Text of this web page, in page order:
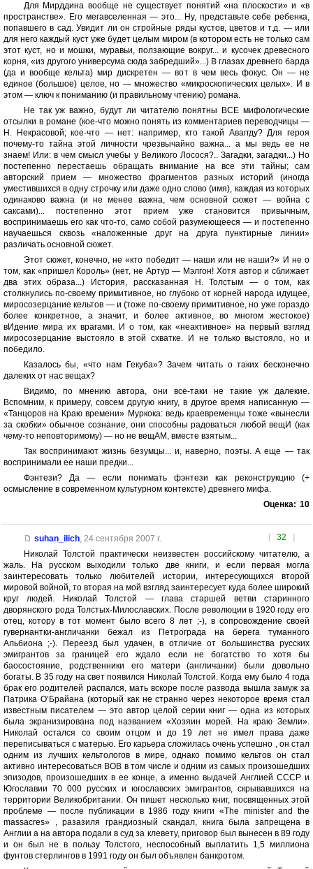
Для Мирддина вообще не существует понятий «на плоскости» и «в
пространстве». Его мегавселенная — это... Ну, представьте себе ребенка,
попавшего в сад. Увидит ли он стройные ряды кустов, цветов и т.д. — или
для него каждый куст уже будет целым миром (в котором есть не только сам
этот куст, но и мошки, муравьи, ползающие вокруг... и кусочек древесного
корня, «из другого универсума сюда забредший»...) В глазах древнего барда
(да и вообще кельта) мир дискретен — вот в чем весь фокус. Он — не
единое (большое) целое, но — множество «микроскопических целых». И в
этом — ключ к пониманию (и правильному чтению) романа.
Не так уж важно, будут ли читателю понятны ВСЕ мифологические
отсылки в романе (кое-что можно понять из комментариев переводчицы —
Н. Некрасовой; кое-что — нет: например, кто такой Аваггду? Для героя
почему-то тайна этой личности чрезвычайно важна... а мы ведь ее не
знаем! Или: в чем смысл учебы у Великого Лосося?.. Загадки, загадки...) Но
постепенно перестаешь обращать внимание на все эти тайны; сам
авторский прием — множество фрагментов разных историй (иногда
уместившихся в одну строчку или даже одно слово (имя), каждая из которых
одинаково важна (и не менее важна, чем основной сюжет — война с
саксами)... постепенно этот прием уже становится привычным,
воспринимаешь его как что-то, само собой разумеющееся — и постепенно
научаешься сквозь «наложенные друг на друга пунктирные линии»
различать основной сюжет.
Этот сюжет, конечно, не «кто победит — наши или не наши?» И не о
том, как «пришел Король» (нет, не Артур — Мэлгон! Хотя автор и сближает
два этих образа...) История, рассказанная Н. Толстым — о том, как
столкнулись по-своему примитивное, но глубоко от корней народа идущее,
миросозерцание кельтов — и (тоже по-своему примитивное, но уже гораздо
более конкретное, а значит, и более активное, во многом жестокое)
вИдение мира их врагами. И о том, как «неактивное» на первый взгляд
миросозерцание выстояло в этой схватке. И не только выстояло, но и
победило.
Казалось бы, «что нам Гекуба»? Зачем читать о таких бесконечно
далеких от нас вещах?
Видимо, по мнению автора, они все-таки не такие уж далекие.
Вспомним, к примеру, совсем другую книгу, в другое время написанную —
«Танцоров на Краю времени» Муркока: ведь краевременцы тоже «вынесли
за скобки» обычное сознание, они способны радоваться любой вещИ (как
чему-то неповторимому) — но не вещАМ, вместе взятым...
Так воспринимают жизнь безумцы... и, наверно, поэты. А еще — так
воспринимали ее наши предки...
Фэнтези? Да — если понимать фэнтези как реконструкцию (+
осмысление в современном культурном контексте) древнего мифа.
Оценка: 10
[ 32 ]
suhan_ilich, 24 сентября 2007 г.
Николай Толстой практически неизвестен российскому читателю, а
жаль. На русском выходили только две книги, и если первая могла
заинтересовать только любителей истории, интересующихся второй
мировой войной, то вторая на мой взгляд заинтересует куда более широкий
круг людей. Николай Толстой — глава старшей ветви старинного
дворянского рода Толстых-Милославских. После революции в 1920 году его
отец, котору в тот момент было всего 8 лет ;-), в сопровождение своей
гувернантки-англичанки бежал из Петрограда на берега туманного
Альбиона ;-). Переезд был удачен, в отличие от большинства русских
эмигрантов за границей его ждало если не богатство то хотя бы
баосостояние, родственники его матери (англичанки) были довольно
богаты. В 35 году на свет появился Николай Толстой. Когда ему было 4 года
брак его родителей распался, мать вскоре после развода вышла замуж за
Патрика О’Брайана (который как не странно через некоторое время стал
известным писателем — это автор целой серии книг — одна из которых
была экранизирована под названием «Хозяин морей. На краю Земли».
Николай остался со своим отцом и до 19 лет не имел права даже
переписываться с матерью. Его карьера сложилась очень успешно , он стал
одним из лучших кельтологов в мире, однако помимо кельтов он стал
активно интересоваться ВОВ в том числе и одним из самых произошедших
эпизодов, произошедших в ее конце, а именно выдачей Англией СССР и
Югославии 70 000 русских и югославских эмигрантов, скрывавшихся на
территории Великобритании. Он пишет несколько книг, посвященных этой
проблеме — после публикации в 1986 году книги «The minister and the
massacres» , разазиля грандиозный скандал, книга была запрещена в
Англии а на автора подали в суд за клевету, приговор был вынесен в 89 году
и он был не в пользу Толстого, неспособный выплатить 1,5 миллиона
фунтов стерлингов в 1991 году он был объявлен банкротом.